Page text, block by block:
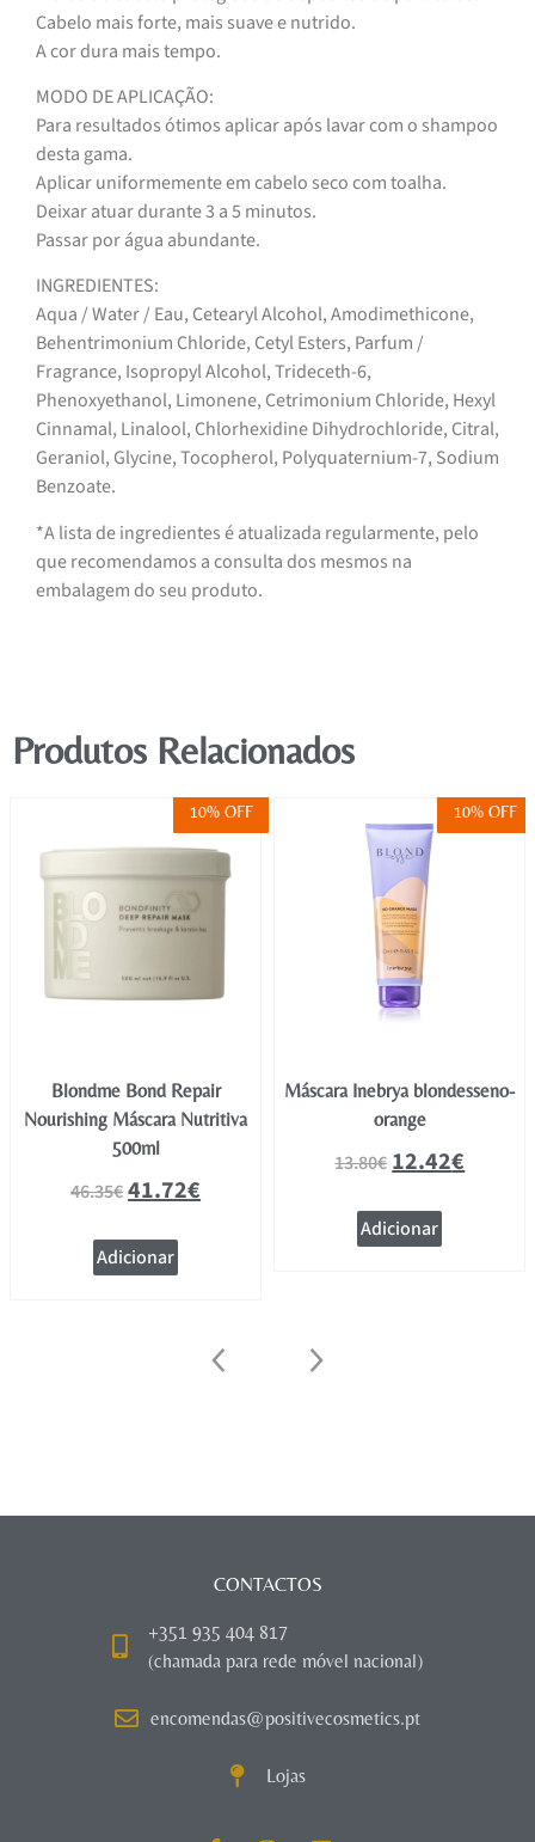
Cabelo mais forte, mais suave e nutrido.
A cor dura mais tempo.
MODO DE APLICAÇÃO:
Para resultados ótimos aplicar após lavar com o shampoo
desta gama.
Aplicar uniformemente em cabelo seco com toalha.
Deixar atuar durante 3 a 5 minutos.
Passar por água abundante.
INGREDIENTES:
Aqua / Water / Eau, Cetearyl Alcohol, Amodimethicone,
Behentrimonium Chloride, Cetyl Esters, Parfum /
Fragrance, Isopropyl Alcohol, Trideceth-6,
Phenoxyethanol, Limonene, Cetrimonium Chloride, Hexyl
Cinnamal, Linalool, Chlorhexidine Dihydrochloride, Citral,
Geraniol, Glycine, Tocopherol, Polyquaternium-7, Sodium
Benzoate.
*A lista de ingredientes é atualizada regularmente, pelo
que recomendamos a consulta dos mesmos na
embalagem do seu produto.
Produtos Relacionados
10% OFF
Blondme Bond Repair
Nourishing Máscara Nutritiva
500ml
46.35€41.72€
Adicionar
10% OFF
Máscara Inebrya blondesseno-
orange
13.80€12.42€
Adicionar
CONTACTOS
+351 935 404 817
(chamada para rede móvel nacional)
encomendas@positivecosmetics.pt
Lojas